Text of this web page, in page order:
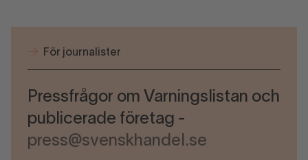
För journalister
Pressfrågor om Varningslistan och
publicerade företag -
press@svenskhandel.se